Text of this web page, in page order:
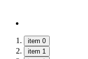
item 0
item 1